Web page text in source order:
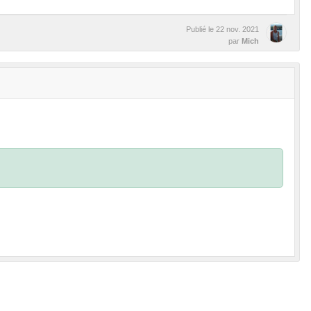
Publié le 22 nov. 2021
par Mich